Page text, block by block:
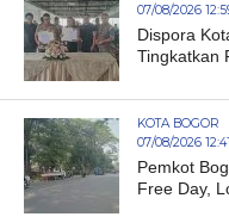
07/08/2026
Dispora
Tingkatkan
KOTA BOGOR
07/08/2026 12:41
Pemkot
Free Day,